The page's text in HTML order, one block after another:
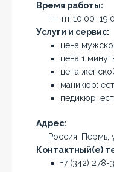
Время работы:
пн-пт
Услуги и сервис:
цена
цена 1
цена
маникюр:
педикюр:
Адрес:
Россия, Пермь,
Контактный(е)
+7 (342) 278-